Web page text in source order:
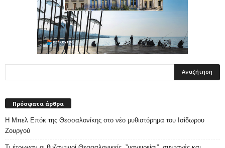
Πρόσφατα άρθρα
Η Μπελ Επόκ της Θεσσαλονίκης στο νέο μυθιστόρημα του Ισίδωρου
Ζουργού